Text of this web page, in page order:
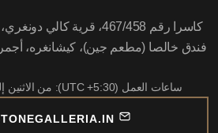
كاسرا رقم 467/458، قرية
فندق خالصا (مطعم جين)، كيشانغره، أجمر، راجستان
ساعات العمل (UTC +5:30): من الاثنين إلى السبت 0930-1830 ساعة